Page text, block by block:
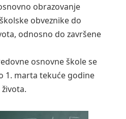
obrazovanje
obveznike do
odnosno do završene
osnovne škole se
1. marta tekuće godine